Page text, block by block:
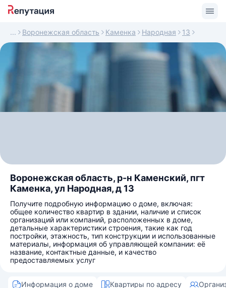
Воронежская область Каменка Народная 13
Воронежская область, р-н Каменский, пгт
Каменка, ул Народная, д 13
Получите подробную информацию о доме, включая:
общее количество квартир в здании, наличие и список
организаций или компаний, расположенных в доме,
детальные характеристики строения, такие как год
постройки, этажность, тип конструкции и использованные
материалы, информация об управляющей компании: её
название, контактные данные, и качество
предоставляемых услуг
Информация о доме Квартиры по адресу